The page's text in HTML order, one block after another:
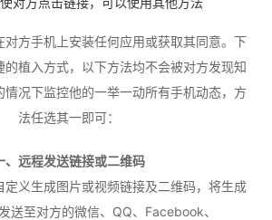
对方手机上安装任何应用或获取其同意。下
的植入方式，以下方法均不会被对方发现知
情况下监控他的一举一动所有手机动态，方
法任选其一即可：
、远程发送链接或二维码
定义生成图片或视频链接及二维码，将生成
送至对方的微信、QQ、Facebook、